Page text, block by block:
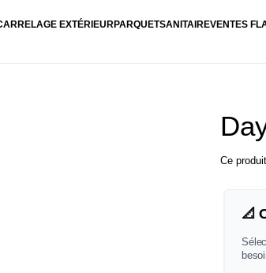
EXTÉRIEURPARQUETSANITAIREVENTES
Ce
📐